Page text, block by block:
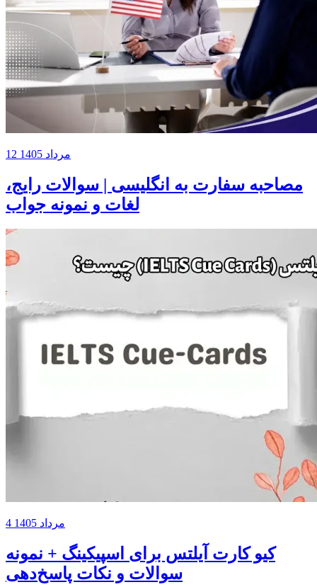
12 مرداد 1405
مصاحبه سفارت به انگلیسی | سوالات رایج،
لغات و نمونه جواب
4 مرداد 1405
کیو کارت آیلتس برای اسپیکینگ + نمونه
سوالات و نکات پاسخ‌دهی